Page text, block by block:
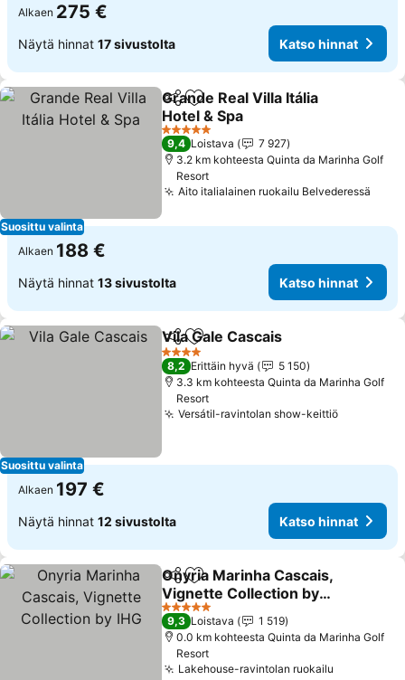
Alkaen 275 €
Näytä hinnat 17 sivustolta Katso hinnat
Suosittu valinta
Jaa Lisää suosikkeihin
Grande Real Villa Itália
Hotel & Spa
Katso hinnat
5 Tähtiluokitus
9,4 Loistava
7 927
3.2 km kohteesta Quinta da Marinha Golf
Resort
Aito italialainen ruokailu Belvederessä
Alkaen 188 €
Näytä hinnat 13 sivustolta Katso hinnat
Suosittu valinta
Jaa Lisää suosikkeihin
Vila Gale Cascais
4 Tähtiluokitus
8,2 Erittäin hyvä
5 150
3.3 km kohteesta Quinta da Marinha Golf
Resort
Versátil-ravintolan show-keittiöKatso
Alkaen 197 €
Näytä hinnat 12 sivustolta Katso hinnat
Jaa Lisää suosikkeihin
Onyria Marinha Cascais,
Vignette Collection by
IHG
Katso hinnat
5 Tähtiluokitus
9,3 Loistava
1 519
0.0 km kohteesta Quinta da Marinha Golf
Resort
Lakehouse-ravintolan ruokailu